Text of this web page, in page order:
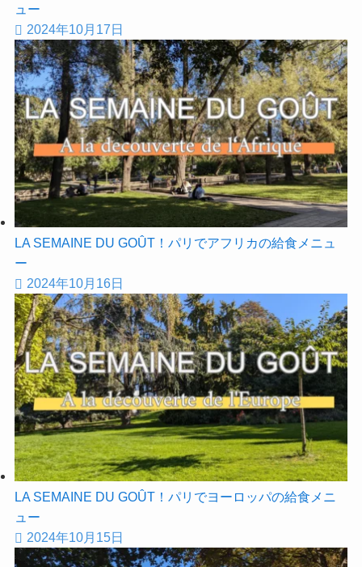
ュー
2024年10月17日
LA SEMAINE DU GOÛT！パリでアフリカの給食メニュ
ー
2024年10月16日
LA SEMAINE DU GOÛT！パリでヨーロッパの給食メニ
ュー
2024年10月15日